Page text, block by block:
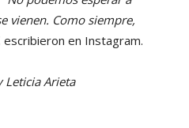
vienen. Como siempre,
escribieron en Instagram.
Leticia Arieta